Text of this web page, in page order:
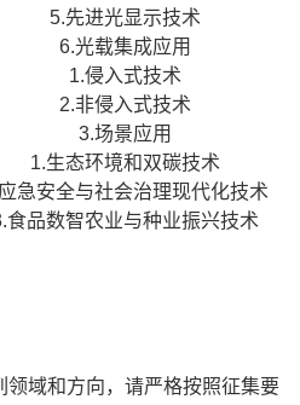
5.先进光显示技术
6.光载集成应用
1.侵入式技术
2.非侵入式技术
3.场景应用
1.生态环境和双碳技术
急安全与社会治理现代化技术
食品数智农业与种业振兴技术
域和方向，请严格按照征集要